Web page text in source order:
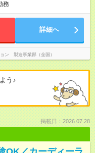
務
詳細へ
ン 製造事業部（全国）
う♪
掲載日：2026.07.28